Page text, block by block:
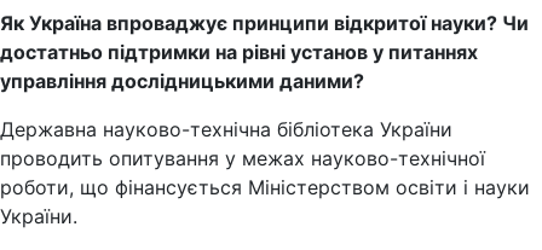
Як Україна впроваджує принципи відкритої науки? Чи
достатньо підтримки на рівні установ у питаннях
управління дослідницькими даними?
Державна науково-технічна бібліотека України
проводить опитування у межах науково-технічної
роботи, що фінансується Міністерством освіти і науки
України.